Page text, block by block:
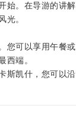
始。在导游的讲
光。
您可以享用午餐
西端。
斯凯什，您可以